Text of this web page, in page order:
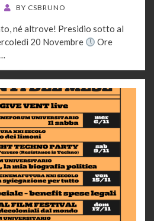
BY CSBRUNO
né altrove! Presidio sotto al
20 Novembre
Ore